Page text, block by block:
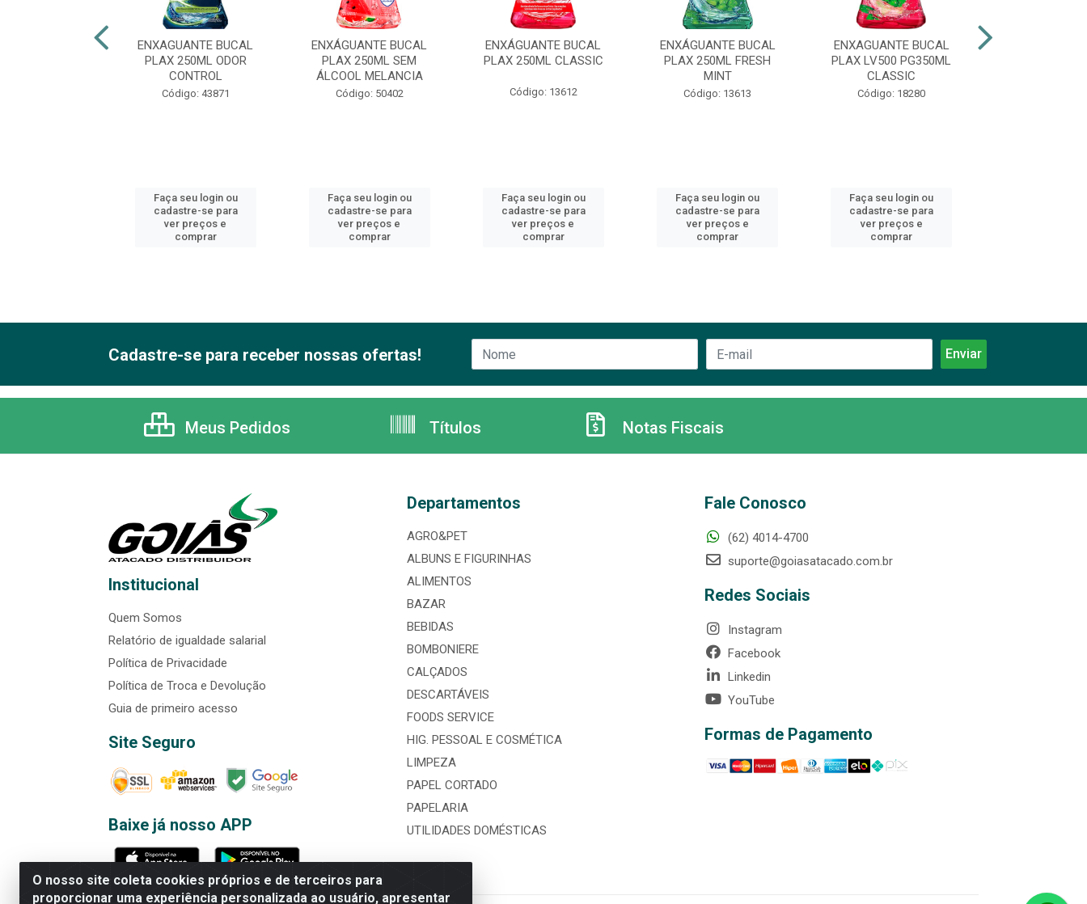
ENXAGUANTE BUCAL
PLAX 250ML ODOR
CONTROL
Código: 43871
Faça seu login ou
cadastre-se para
ver preços e
comprar
ENXÁGUANTE BUCAL
PLAX 250ML SEM
ÁLCOOL MELANCIA
Código: 50402
Faça seu login ou
cadastre-se para
ver preços e
comprar
ENXÁGUANTE BUCAL
PLAX 250ML CLASSIC
Código: 13612
Faça seu login ou
cadastre-se para
ver preços e
comprar
ENXÁGUANTE BUCAL
PLAX 250ML FRESH
MINT
Código: 13613
Faça seu login ou
cadastre-se para
ver preços e
comprar
ENXAGUANTE BUCAL
PLAX LV500 PG350ML
CLASSIC
Código: 18280
Faça seu login ou
cadastre-se para
ver preços e
comprar
O nosso site coleta cookies próprios e de terceiros para
proporcionar uma experiência personalizada ao usuário, apresentar
Cadastre-se para receber nossas ofertas!
Meus Pedidos Títulos Notas Fiscais
Institucional
Quem Somos
Relatório de igualdade salarial
Política de Privacidade
Política de Troca e Devolução
Guia de primeiro acesso
Site Seguro
Baixe já nosso APP
Departamentos
AGRO&PET
ALBUNS E FIGURINHAS
ALIMENTOS
BAZAR
BEBIDAS
BOMBONIERE
CALÇADOS
DESCARTÁVEIS
FOODS SERVICE
HIG. PESSOAL E COSMÉTICA
LIMPEZA
PAPEL CORTADO
PAPELARIA
UTILIDADES DOMÉSTICAS
Fale Conosco
(62) 4014-4700
suporte@goiasatacado.com.br
Redes Sociais
Instagram
Facebook
Linkedin
YouTube
Formas de Pagamento